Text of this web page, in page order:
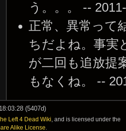
う。。。 --
正常、異常って
ちだよね。事実
が二回も追放提
もなくね。 --
(5407d)
Left 4 Dead Wiki , and is licensed under the
Alike License